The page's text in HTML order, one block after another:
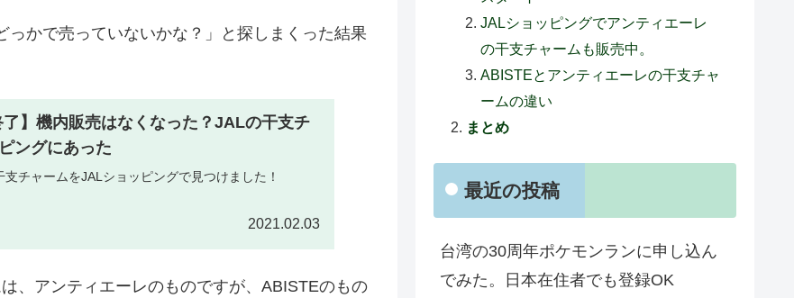
かで売っていないかな？」と探しまくった結果
了】機内販売はなくなった？JALの干支チ
ングにあった
チャームをJALショッピングで見つけました！
2021.02.03
、アンティエーレのものですが、ABISTEのもの
JALショッピングでアンティエーレ
の干支チャームも販売中。
ABISTEとアンティエーレの干支チャ
ームの違い
まとめ
最近の投稿
台湾の30周年ポケモンランに申し込ん
でみた。日本在住者でも登録OK